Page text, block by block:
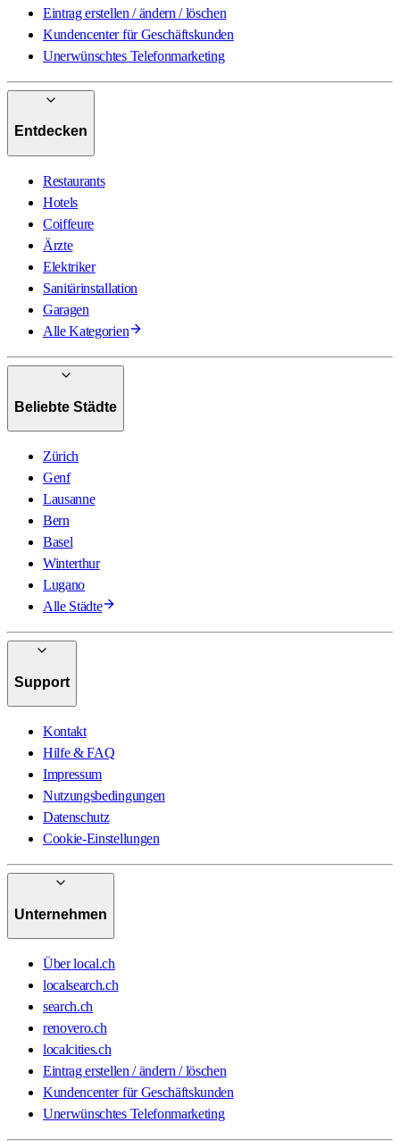
Eintrag erstellen / ändern / löschen
Kundencenter für Geschäftskunden
Unerwünschtes Telefonmarketing
Entdecken
Restaurants
Hotels
Coiffeure
Ärzte
Elektriker
Sanitärinstallation
Garagen
Alle Kategorien
Beliebte Städte
Zürich
Genf
Lausanne
Bern
Basel
Winterthur
Lugano
Alle Städte
Support
Kontakt
Hilfe & FAQ
Impressum
Nutzungsbedingungen
Datenschutz
Cookie-Einstellungen
Unternehmen
Über local.ch
localsearch.ch
search.ch
renovero.ch
localcities.ch
Eintrag erstellen / ändern / löschen
Kundencenter für Geschäftskunden
Unerwünschtes Telefonmarketing